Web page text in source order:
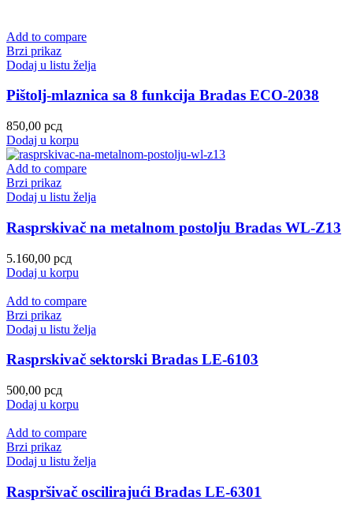
Add to compare
Brzi prikaz
Dodaj u listu želja
Pištolj-mlaznica sa 8 funkcija Bradas ECO-2038
850,00 рсд
Dodaj u korpu
Add to compare
Brzi prikaz
Dodaj u listu želja
Rasprskivač na metalnom postolju Bradas WL-Z13
5.160,00 рсд
Dodaj u korpu
Add to compare
Brzi prikaz
Dodaj u listu želja
Rasprskivač sektorski Bradas LE-6103
500,00 рсд
Dodaj u korpu
Add to compare
Brzi prikaz
Dodaj u listu želja
Raspršivač oscilirajući Bradas LE-6301